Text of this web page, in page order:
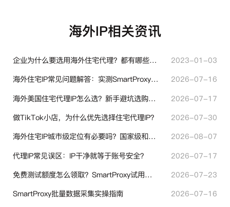
海外IP相关资讯
企业为什么要选用海外住宅代理？都有哪些帮助？
2023-01-03
海外住宅IP常见问题解答：实测SmartProxy使用经验分享
2026-07-16
海外美国住宅代理IP怎么选？新手避坑选购指南
2026-07-17
做TikTok小店，为什么优先选择住宅代理IP？
2026-07-30
海外住宅IP城市级定位有必要吗？国家级和城市级代理IP区别对比
2026-08-07
代理IP常见误区：IP干净就等于账号安全？
2026-07-17
免费测试额度怎么领取？SmartProxy试用产品完整体验指引
2026-07-23
SmartProxy批量数据采集实操指南
2026-07-16